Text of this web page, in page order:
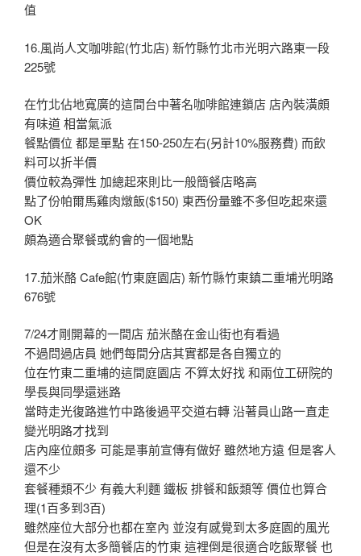
值
16.風尚人文咖啡館(竹北店) 新竹縣竹北市光明六路東一段
225號
在竹北佔地寬廣的這間台中著名咖啡館連鎖店 店內裝潢頗
有味道 相當氣派
餐點價位 都是單點 在150-250左右(另計10%服務費) 而飲
料可以折半價
價位較為彈性 加總起來則比一般簡餐店略高
點了份帕爾馬雞肉燉飯($150) 東西份量雖不多但吃起來還
OK
頗為適合聚餐或約會的一個地點
17.茄米酪 Cafe館(竹東庭園店) 新竹縣竹東鎮二重埔光明路
676號
7/24才剛開幕的一間店 茄米酪在金山街也有看過
不過問過店員 她們每間分店其實都是各自獨立的
位在竹東二重埔的這間庭園店 不算太好找 和兩位工研院的
學長與同學還迷路
當時走光復路進竹中路後過平交道右轉 沿著員山路一直走
變光明路才找到
店內座位頗多 可能是事前宣傳有做好 雖然地方遠 但是客人
還不少
套餐種類不少 有義大利麵 鐵板 排餐和飯類等 價位也算合
理(1百多到3百)
雖然座位大部分也都在室內 並沒有感覺到太多庭園的風光
但是在沒有太多簡餐店的竹東 這裡倒是很適合吃飯聚餐 也